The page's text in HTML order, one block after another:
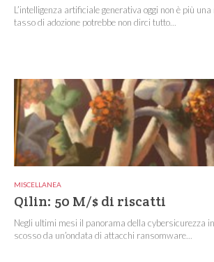
L’intelligenza artificiale generativa oggi non è più
tasso di adozione potrebbe non dirci tutto...
MISCELLANEA
Qilin: 50 M/$ di riscatti
Negli ultimi mesi il panorama della cybersicurezza
scosso da un’ondata di attacchi ransomware...